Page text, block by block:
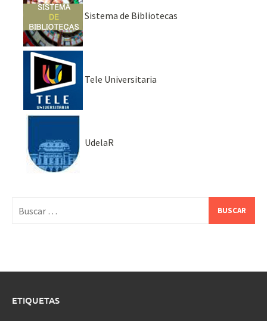
Sistema de Bibliotecas
Tele Universitaria
UdelaR
ETIQUETAS